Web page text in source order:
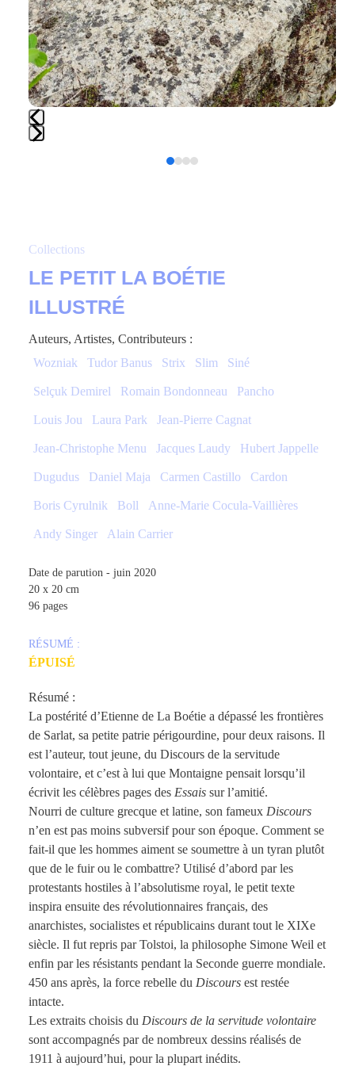
the
slide
Press
first
Collections
LE PETIT LA BOÉTIE
ILLUSTRÉ
Auteurs, Artistes, Contributeurs :
Wozniak
Tudor Banus Strix Slim Siné
Selçuk Demirel Romain Bondonneau Pancho
Louis Jou Laura Park Jean-Pierre Cagnat
Jean-Christophe Menu Jacques Laudy Hubert Jappelle
Dugudus Daniel Maja Carmen Castillo Cardon
Boris Cyrulnik Boll Anne-Marie Cocula-Vaillières
Andy Singer Alain Carrier
Date de parution - juin 2020
20 x 20 cm
96 pages
RÉSUMÉ :
ÉPUISÉ
Résumé :
La postérité d’Etienne de La Boétie a dépassé les frontières
de Sarlat, sa petite patrie périgourdine, pour deux raisons. Il
est l’auteur, tout jeune, du Discours de la servitude
volontaire, et c’est à lui que Montaigne pensait lorsqu’il
écrivit les célèbres pages des Essaissur l’amitié.
Nourri de culture grecque et latine, son fameux Discours
n’en est pas moins subversif pour son époque. Comment se
fait-il que les hommes aiment se soumettre à un tyran plutôt
que de le fuir ou le combattre? Utilisé d’abord par les
protestants hostiles à l’absolutisme royal, le petit texte
inspira ensuite des révolutionnaires français, des
anarchistes, socialistes et républicains durant tout le XIXe
siècle. Il fut repris par Tolstoi, la philosophe Simone Weil et
enfin par les résistants pendant la Seconde guerre mondiale.
450 ans après, la force rebelle du Discoursest restée
intacte.
Les extraits choisis du Discours de la servitude volontaire
sont accompagnés par de nombreux dessins réalisés de
1911 à aujourd’hui, pour la plupart inédits.